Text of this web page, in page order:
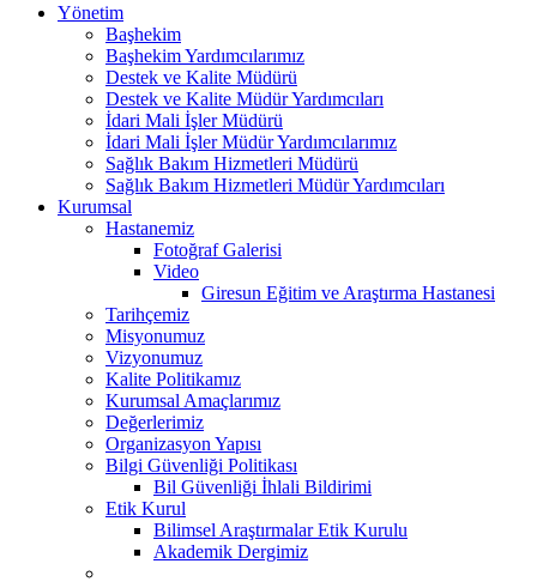
Yönetim
Başhekim
Başhekim Yardımcılarımız
Destek ve Kalite Müdürü
Destek ve Kalite Müdür Yardımcıları
İdari Mali İşler Müdürü
İdari Mali İşler Müdür Yardımcılarımız
Sağlık Bakım Hizmetleri Müdürü
Sağlık Bakım Hizmetleri Müdür Yardımcıları
Kurumsal
Hastanemiz
Fotoğraf Galerisi
Video
Giresun Eğitim ve Araştırma Hastanesi
Tarihçemiz
Misyonumuz
Vizyonumuz
Kalite Politikamız
Kurumsal Amaçlarımız
Değerlerimiz
Organizasyon Yapısı
Bilgi Güvenliği Politikası
Bil Güvenliği İhlali Bildirimi
Etik Kurul
Bilimsel Araştırmalar Etik Kurulu
Akademik Dergimiz